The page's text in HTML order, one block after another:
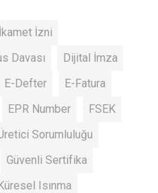
İzni
Davası
Dijital İmza
E-Defter
E-Fatura
EPR Number
FSEK
Sorumluluğu
Güvenli Sertifika
Isınma